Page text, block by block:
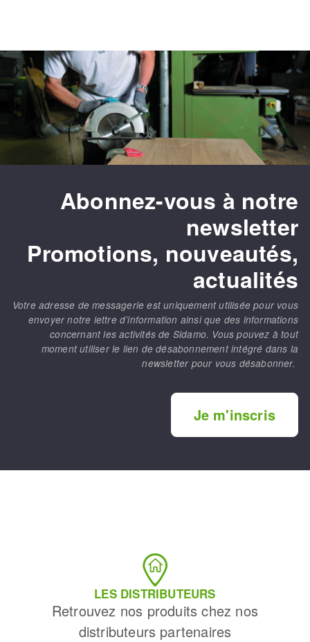
Abonnez-vous à notre
newsletter
Promotions, nouveautés,
actualités
Votre adresse de messagerie est uniquement utilisée pour vous
envoyer notre lettre d’information ainsi que des informations
concernant les activités de Sidamo. Vous pouvez à tout
moment utiliser le lien de désabonnement intégré dans la
newsletter pour vous désabonner.
Je m'inscris
LES DISTRIBUTEURS
Retrouvez nos produits chez nos
distributeurs partenaires